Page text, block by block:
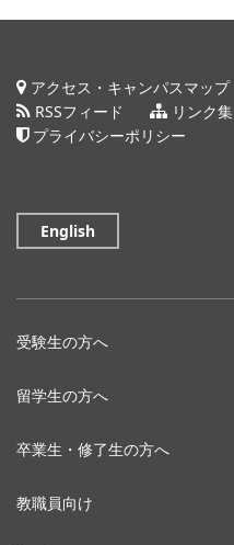
アクセス・キャンパスマップ
RSSフィード
リンク集
プライバシーポリシー
English
受験生の方へ
留学生の方へ
卒業生・修了生の方へ
教職員向け